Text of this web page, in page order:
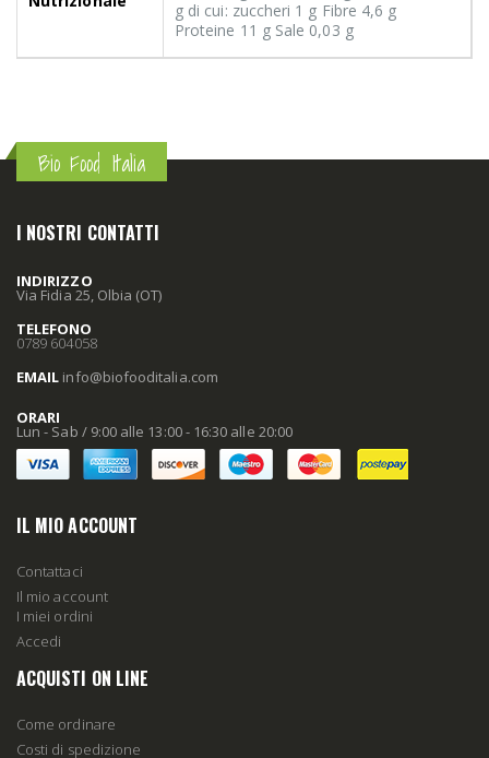
g di cui: zuccheri 1 g Fibre 4,6 g
Proteine 11 g Sale 0,03 g
Bio Food Italia
I NOSTRI CONTATTI
INDIRIZZO
Via Fidia 25, Olbia (OT)
TELEFONO
0789 604058
EMAIL info@biofooditalia.com
ORARI
Lun - Sab / 9:00 alle 13:00 - 16:30 alle 20:00
IL MIO ACCOUNT
Contattaci
Il mio account
I miei ordini
Accedi
ACQUISTI ON LINE
Come ordinare
Costi di spedizione